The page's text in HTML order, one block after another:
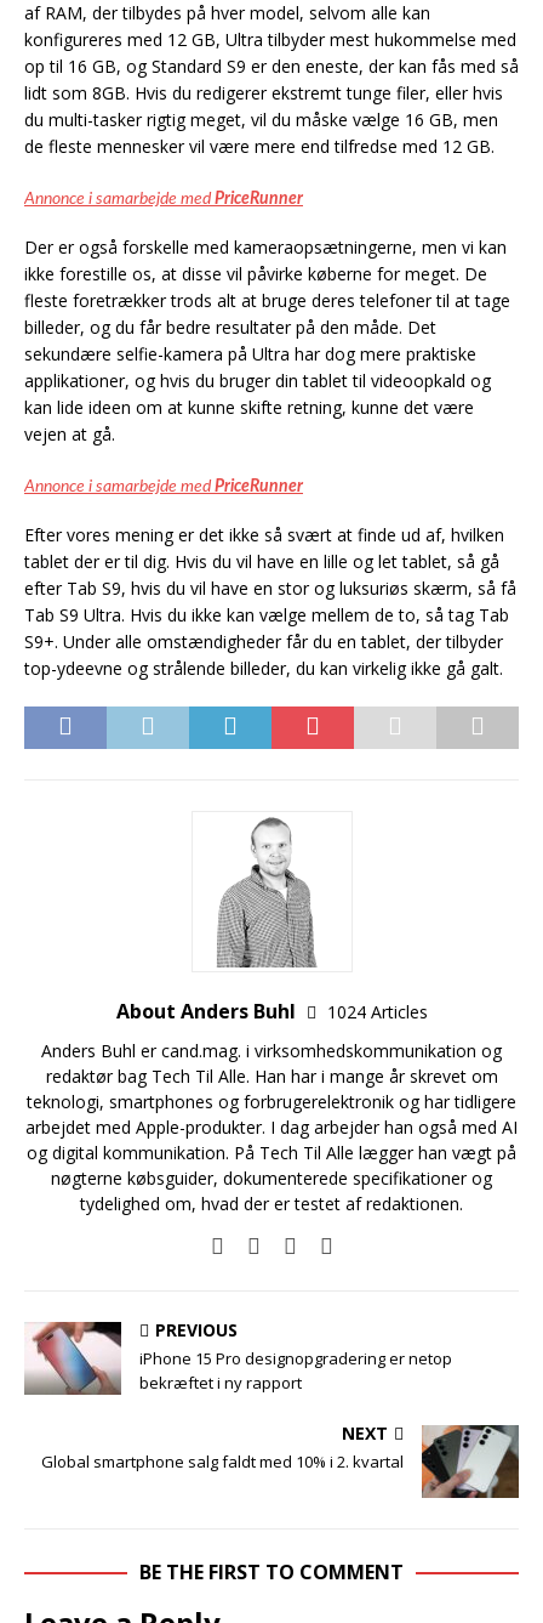
af RAM, der tilbydes på hver model, selvom alle kan
konfigureres med 12 GB, Ultra tilbyder mest hukommelse med
op til 16 GB, og Standard S9 er den eneste, der kan fås med så
lidt som 8GB. Hvis du redigerer ekstremt tunge filer, eller hvis
du multi-tasker rigtig meget, vil du måske vælge 16 GB, men
de fleste mennesker vil være mere end tilfredse med 12 GB.
Annonce i samarbejde medPriceRunner
Der er også forskelle med kameraopsætningerne, men vi kan
ikke forestille os, at disse vil påvirke køberne for meget. De
fleste foretrækker trods alt at bruge deres telefoner til at tage
billeder, og du får bedre resultater på den måde. Det
sekundære selfie-kamera på Ultra har dog mere praktiske
applikationer, og hvis du bruger din tablet til videoopkald og
kan lide ideen om at kunne skifte retning, kunne det være
vejen at gå.
Annonce i samarbejde medPriceRunner
Efter vores mening er det ikke så svært at finde ud af, hvilken
tablet der er til dig. Hvis du vil have en lille og let tablet, så gå
efter Tab S9, hvis du vil have en stor og luksuriøs skærm, så få
Tab S9 Ultra. Hvis du ikke kan vælge mellem de to, så tag Tab
S9+. Under alle omstændigheder får du en tablet, der tilbyder
top-ydeevne og strålende billeder, du kan virkelig ikke gå galt.
About Anders Buhl
1024 Articles
Anders Buhl er cand.mag. i virksomhedskommunikation og
redaktør bag Tech Til Alle. Han har i mange år skrevet om
teknologi, smartphones og forbrugerelektronik og har tidligere
arbejdet med Apple-produkter. I dag arbejder han også med AI
og digital kommunikation. På Tech Til Alle lægger han vægt på
nøgterne købsguider, dokumenterede specifikationer og
tydelighed om, hvad der er testet af redaktionen.
PREVIOUS
iPhone 15 Pro designopgradering er netop
bekræftet i ny rapport
NEXT
Global smartphone salg faldt med 10% i 2. kvartal
BE THE FIRST TO COMMENT